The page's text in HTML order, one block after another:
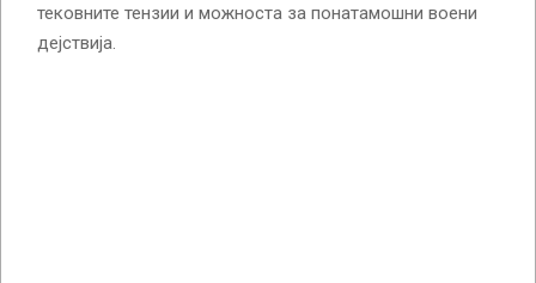
тековните тензии и можноста за понатамошни воени
дејствија.